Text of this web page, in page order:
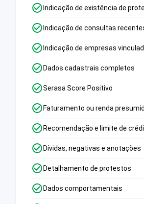
Indicação de existência de
Indicação de consultas
Indicação de empresas
Dados cadastrais completos
Serasa Score Positivo
Faturamento ou renda
Recomendação e limite de
Dívidas, negativas e anotações
Detalhamento de protestos
Dados comportamentais